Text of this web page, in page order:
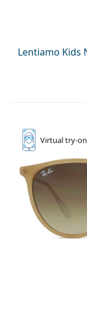
Persol
Alle
Lentiamo Kids
Virtualtry-on